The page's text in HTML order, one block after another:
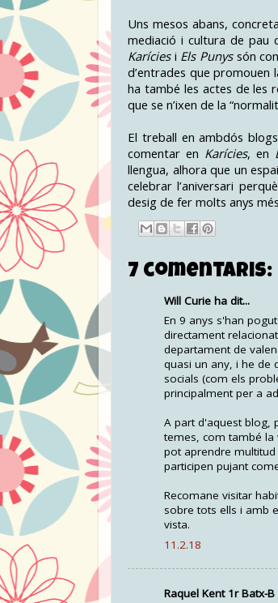
Uns mesos abans,
mediació i cultura de pau
Karícies i Els Punyssón
d’entrades que promouen
ha també les actes de les
que se n’ixen de la
El treball en ambdós
comentar en Karícies, en
llengua, alhora que un
celebrar l’aniversari
desig de fer molts anys
7 comentaris:
Will Curie ha dit...
En 9 anys s'han
directament
departament de
quasi un any, i he de
socials (com els
principalment per a
A part d'aquest blog,
temes, com també la
pot aprendre
participen pujant
Recomane visitar
sobre tots ells i amb
vista.
11.2.18
Raquel Kent 1r Batx-B